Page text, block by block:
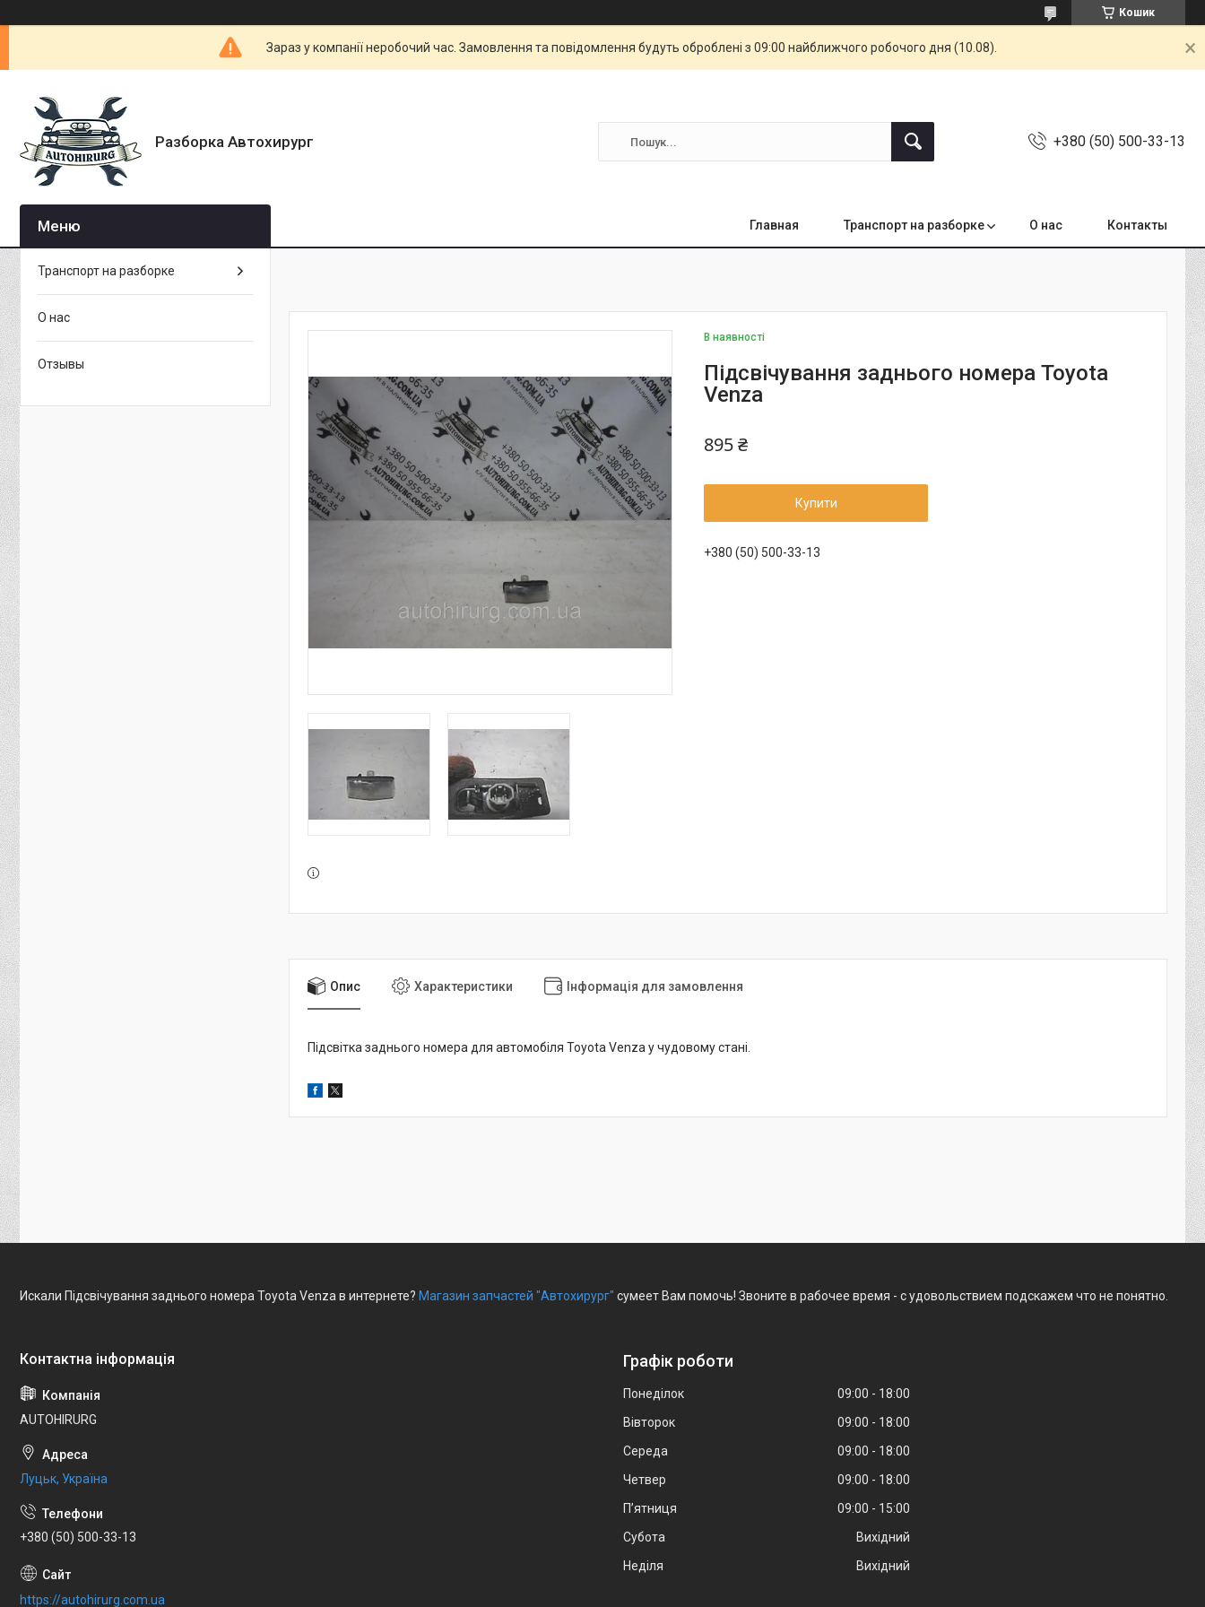
Кошик
Зараз у компанії неробочий час. Замовлення та повідомлення будуть оброблені з 09:00 найближчого робочого дня (10.08).
Разборка Автохирург +380 (50) 500-33-13
Главная Транспорт на разборке О нас Контакты
В наявності
Підсвічування заднього номера Toyota
Venza
895 ₴
Купити
+380 (50) 500-33-13
Опис Характеристики Інформація для замовлення
Підсвітка заднього номера для автомобіля Toyota Venza у чудовому стані.
Транспорт на разборке
О нас
Отзывы
Искали Підсвічування заднього номера Toyota Venza в интернете? Магазин запчастей "Автохирург" сумеет Вам помочь! Звоните в рабочее время - с удовольствием подскажем что не понятно.
AUTOHIRURG
Луцьк, Україна
+380 (50) 500-33-13
https://autohirurg.com.ua
Графік роботи
Понеділок 09:00
18:00
Вівторок
09:00
18:00
Середа
09:00
18:00
Четвер
09:00
18:00
Пʼятниця
09:00
15:00
Субота
Вихідний
Неділя
Вихідний